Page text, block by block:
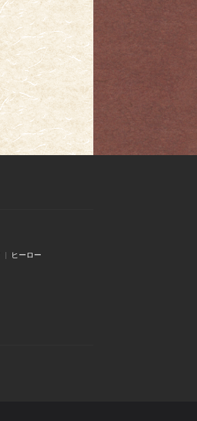
ヒーロー